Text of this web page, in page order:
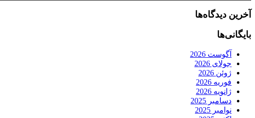
آخرین دیدگاه‌ها
بایگانی‌ها
آگوست 2026
جولای 2026
ژوئن 2026
فوریه 2026
ژانویه 2026
دسامبر 2025
نوامبر 2025